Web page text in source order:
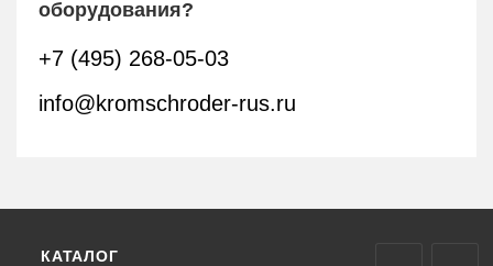
оборудования?
+7 (495) 268-05-03
info@kromschroder-rus.ru
КАТАЛОГ